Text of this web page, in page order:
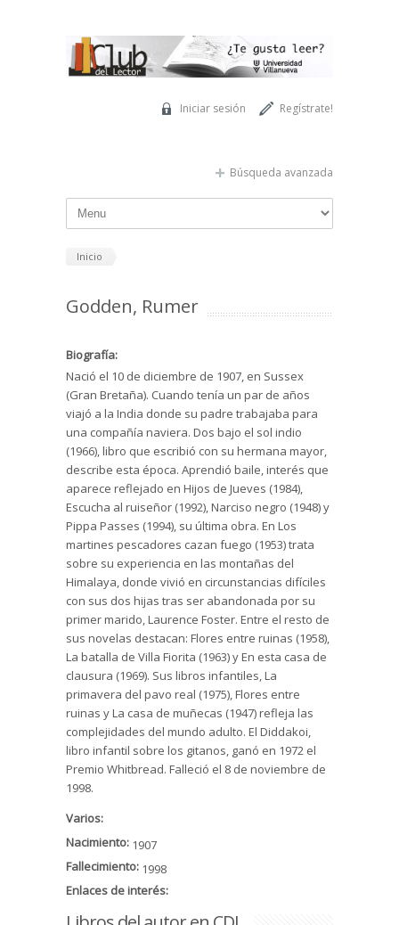
Regístrate!
Iniciar sesión
Búsqueda avanzada
Inicio
Godden, Rumer
Biografía:
Nació el 10 de diciembre de 1907, en Sussex
(Gran Bretaña). Cuando tenía un par de años
viajó a la India donde su padre trabajaba para
una compañía naviera. Dos bajo el sol indio
(1966), libro que escribió con su hermana mayor,
describe esta época. Aprendió baile, interés que
aparece reflejado en Hijos de Jueves (1984),
Escucha al ruiseñor (1992), Narciso negro (1948) y
Pippa Passes (1994), su última obra. En Los
martines pescadores cazan fuego (1953) trata
sobre su experiencia en las montañas del
Himalaya, donde vivió en circunstancias difíciles
con sus dos hijas tras ser abandonada por su
primer marido, Laurence Foster. Entre el resto de
sus novelas destacan: Flores entre ruinas (1958),
La batalla de Villa Fiorita (1963) y En esta casa de
clausura (1969). Sus libros infantiles, La
primavera del pavo real (1975), Flores entre
ruinas y La casa de muñecas (1947) refleja las
complejidades del mundo adulto. El Diddakoi,
libro infantil sobre los gitanos, ganó en 1972 el
Premio Whitbread. Falleció el 8 de noviembre de
1998.
Varios:
Nacimiento: 1907
Fallecimiento: 1998
Enlaces de interés: